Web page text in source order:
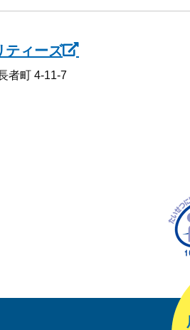
ティーズ
者町 4-11-7